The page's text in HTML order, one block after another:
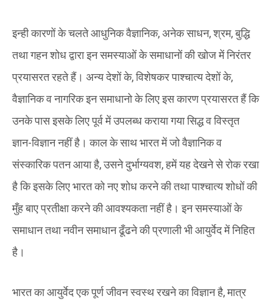
इन्ही कारणों के चलते आधुनिक वैज्ञानिक, अनेक साधन, श्रम, बुद्धि
तथा गहन शोध द्वारा इन समस्याओं के समाधानों की खोज में निरंतर
प्रयासरत रहते हैं। अन्य देशों के, विशेषकर पाश्चात्य देशों के,
वैज्ञानिक व नागरिक इन समाधानो के लिए इस कारण प्रयासरत हैं कि
उनके पास इसके लिए पूर्व में उपलब्ध कराया गया सिद्ध व विस्तृत
ज्ञान-विज्ञान नहीं है। काल के साथ भारत में जो वैज्ञानिक व
संस्कारिक पतन आया है, उसने दुर्भाग्यवश, हमें यह देखने से रोक रखा
है कि इसके लिए भारत को नए शोध करने की तथा पाश्चात्य शोधों की
मुँह बाए प्रतीक्षा करने की आवश्यकता नहीं है। इन समस्याओं के
समाधान तथा नवीन समाधान ढूँढने की प्रणाली भी आयुर्वेद में निहित
है।
भारत का आयुर्वेद एक पूर्ण जीवन स्वस्थ रखने का विज्ञान है, मात्र